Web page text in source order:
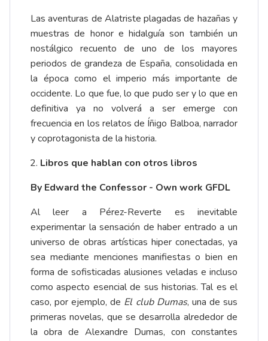
Las aventuras de Alatriste plagadas de hazañas y
muestras de honor e hidalguía son también un
nostálgico recuento de uno de los mayores
periodos de grandeza de España, consolidada en
la época como el imperio más importante de
occidente. Lo que fue, lo que pudo ser y lo que en
definitiva ya no volverá a ser emerge con
frecuencia en los relatos de Íñigo Balboa, narrador
y coprotagonista de la historia.
Libros que hablan con otros libros
By Edward the Confessor - Own work GFDL
Al leer a Pérez-Reverte es inevitable
experimentar la sensación de haber entrado a un
universo de obras artísticas hiper conectadas, ya
sea mediante menciones manifiestas o bien en
forma de sofisticadas alusiones veladas e incluso
como aspecto esencial de sus historias. Tal es el
caso, por ejemplo, de El club Dumas, una de sus
primeras novelas, que se desarrolla alrededor de
la obra de Alexandre Dumas, con constantes